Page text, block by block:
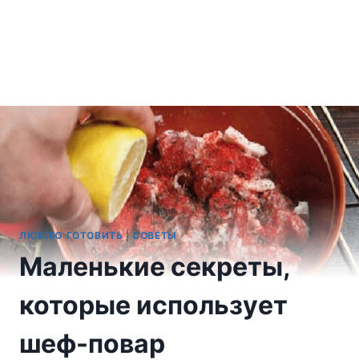
ЛЮБЛЮ ГОТОВИТЬ|СОВЕТЫ
Mаленькиe cекрeты,
котоpые иcпользyет
шeф-повaр